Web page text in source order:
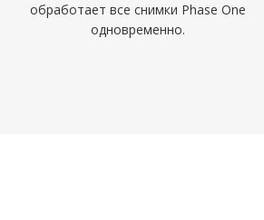
обработает все снимки Phase One
одновременно.